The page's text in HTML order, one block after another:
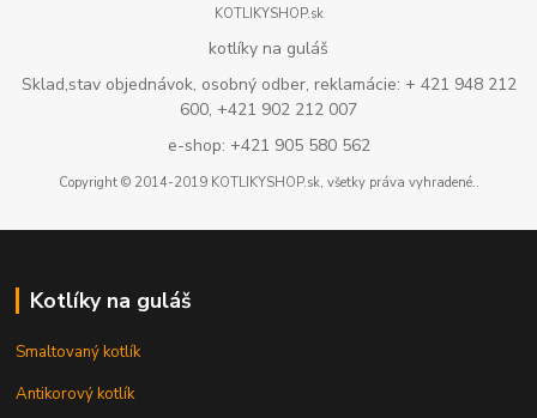
KOTLIKYSHOP.sk
kotlíky na guláš
Sklad,stav objednávok, osobný odber, reklamácie: + 421 948 212
600, +421 902 212 007
e-shop: +421 905 580 562
Copyright © 2014-2019 KOTLIKYSHOP.sk, všetky práva vyhradené..
Kotlíky na guláš
Smaltovaný kotlík
Antikorový kotlík